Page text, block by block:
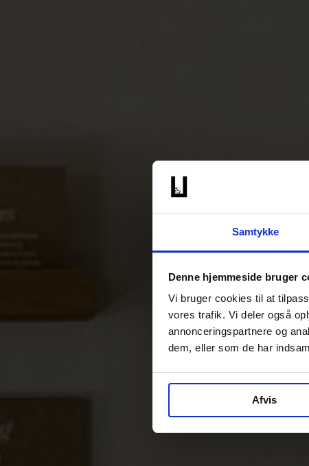
Samtykke
Denne hjemmeside bruger
Vi bruger cookies til at
vores trafik. Vi deler også
annonceringspartnere og
dem, eller som de har
Afvis